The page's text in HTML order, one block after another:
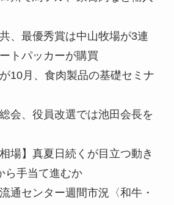
、最優秀賞は中山牧場が3連
トパッカーが購買
10月、食肉製品の基礎セミナ
会、役員改選では池田会長を
場】真夏日続くが目立つ動き
ら手当て進むか
通センター週間市況〈和牛・